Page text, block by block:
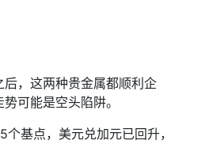
，这两种贵金属都顺利企
可能是空头陷阱。
个基点，美元兑加元已回升，